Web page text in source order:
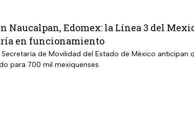
Naucalpan, Edomex: la Línea 3 del
en funcionamiento
de Movilidad del Estado de México
para 700 mil mexiquenses.